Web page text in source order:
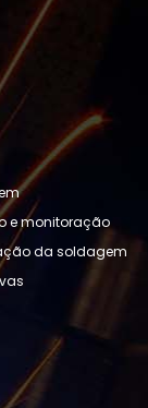
e monitoração
da soldagem